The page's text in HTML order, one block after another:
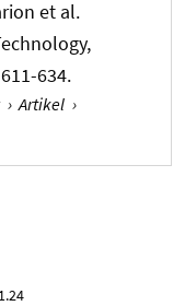
et al.
,
634.
› Artikel ›